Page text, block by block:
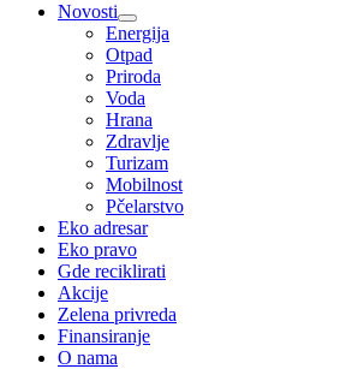
Novosti
Energija
Otpad
Priroda
Voda
Hrana
Zdravlje
Turizam
Mobilnost
Pčelarstvo
Eko adresar
Eko pravo
Gde reciklirati
Akcije
Zelena privreda
Finansiranje
O nama